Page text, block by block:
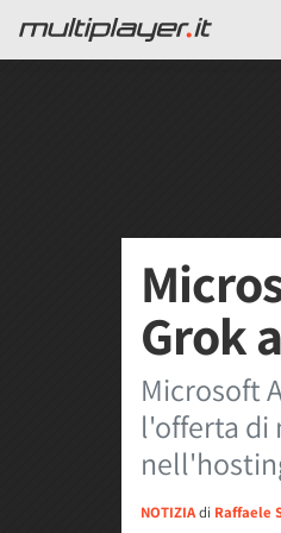
Grok
Microsoft
l'offerta di
NOTIZIAdi Raffaele